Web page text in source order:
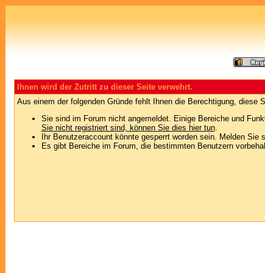
Ihnen wird der Zutritt zu dieser Seite verwehrt.
Aus einem der folgenden Gründe fehlt Ihnen die Berechtigung, diese
Sie sind im Forum nicht angemeldet. Einige Bereiche und
Sie nicht registriert sind, können Sie dies hier tun.
Ihr Benutzeraccount könnte gesperrt worden sein. Melden
Es gibt Bereiche im Forum, die bestimmten Benutzern